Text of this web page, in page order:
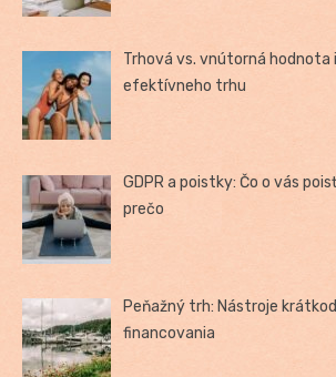
Trhová vs. vnútorná hodnota
efektívneho trhu
GDPR a poistky: Čo o vás
prečo
Peňažný trh: Nástroje
financovania